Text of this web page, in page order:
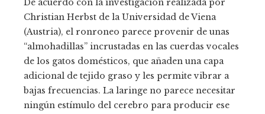
De acuerdo con la investigación realizada por
Christian Herbst de la Universidad de Viena
(Austria), el ronroneo parece provenir de unas
“almohadillas” incrustadas en las cuerdas vocales
de los gatos domésticos, que añaden una capa
adicional de tejido graso y les permite vibrar a
bajas frecuencias. La laringe no parece necesitar
ningún estímulo del cerebro para producir ese